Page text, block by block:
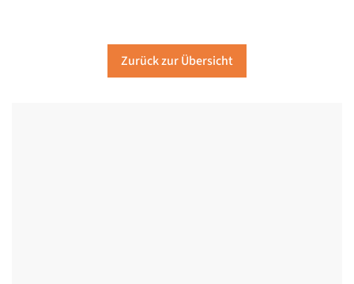
Zurück zur Übersicht